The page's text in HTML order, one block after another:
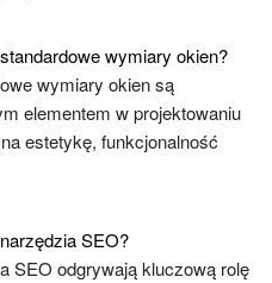
wymiary okien?
wymiary okien są
elementem w projektowaniu
estetykę, funkcjonalność
SEO?
SEO odgrywają kluczową rolę